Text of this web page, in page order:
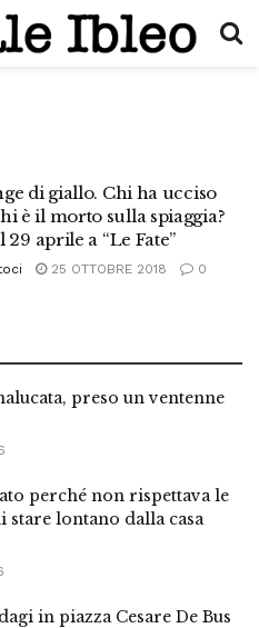
di giallo. Chi ha ucciso
è il morto sulla spiaggia?
29 aprile a “Le Fate”
25 OTTOBRE 2018 0
preso un ventenne
perché non rispettava le
lontano dalla casa
in piazza Cesare De Bus